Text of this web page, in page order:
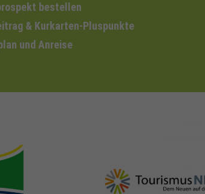
bestellen
& Kurkarten-Pluspunkte
und Anreise
nrw-tourismus.de